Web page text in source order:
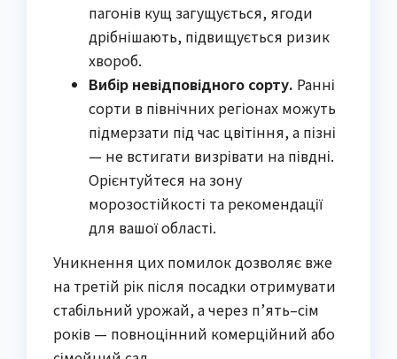
пагонів кущ загущується, ягоди
дрібнішають, підвищується ризик
хвороб.
Вибір невідповідного сорту. Ранні
сорти в північних регіонах можуть
підмерзати під час цвітіння, а пізні
— не встигати визрівати на півдні.
Орієнтуйтеся на зону
морозостійкості та рекомендації
для вашої області.
Уникнення цих помилок дозволяє вже
на третій рік після посадки отримувати
стабільний урожай, а через п’ять–сім
років — повноцінний комерційний або